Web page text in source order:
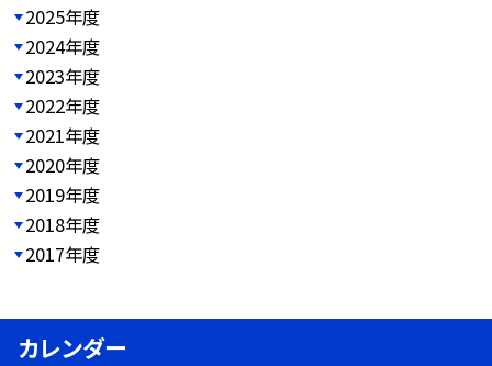
2025年度
2024年度
2023年度
2022年度
2021年度
2020年度
2019年度
2018年度
2017年度
カレンダー